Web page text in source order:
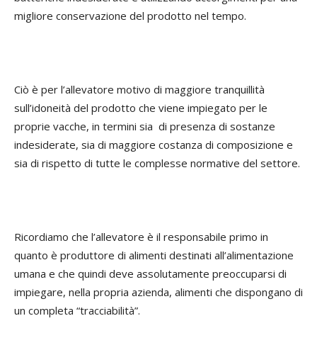
migliore conservazione del prodotto nel tempo.
Ciò è per l’allevatore motivo di maggiore tranquillità
sull’idoneità del prodotto che viene impiegato per le
proprie vacche, in termini sia di presenza di sostanze
indesiderate, sia di maggiore costanza di composizione e
sia di rispetto di tutte le complesse normative del settore.
Ricordiamo che l’allevatore è il responsabile primo in
quanto è produttore di alimenti destinati all’alimentazione
umana e che quindi deve assolutamente preoccuparsi di
impiegare, nella propria azienda, alimenti che dispongano di
un completa “tracciabilità”.